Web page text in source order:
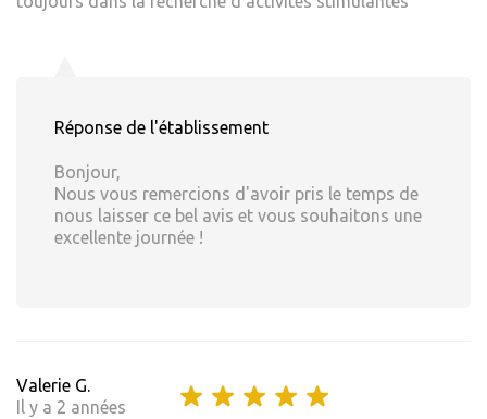
Réponse de l'établissement
Bonjour,
Nous vous remercions d'avoir pris le temps de
nous laisser ce bel avis et vous souhaitons une
excellente journée !
Valerie G.
Il y a 2 années